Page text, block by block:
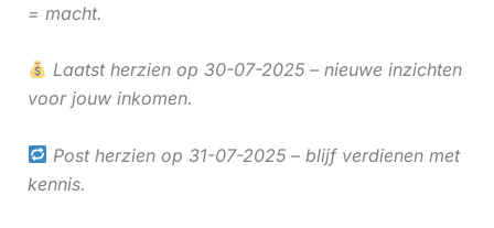
= macht.
Laatst herzien op 30-07-2025 – nieuwe inzichten
voor jouw inkomen.
Post herzien op 31-07-2025 – blijf verdienen met
kennis.